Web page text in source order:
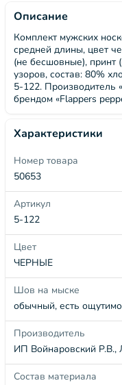
Описание
Комплект мужских
средней длины, цвет
(не бесшовные), принт
узоров, состав: 80%
5-122. Производитель
брендом «Flappers
Характеристики
Номер товара
50653
Артикул
5-122
Цвет
ЧЕРНЫЕ
Шов на мыске
обычный, есть
Производитель
ИП Войнаровский Р.В.,
Состав материала